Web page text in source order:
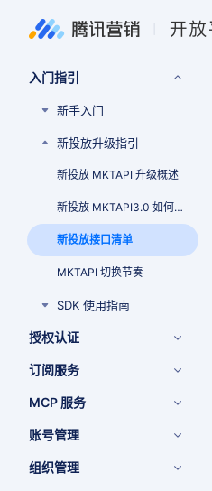
入门指引
新手入门
新投放升级指引
新投放 MKTAPI 升级概述
新投放 MKTAPI3.0 如何接入
新投放接口清单
MKTAPI 切换节奏
SDK 使用指南
授权认证
订阅服务
MCP 服务
账号管理
组织管理